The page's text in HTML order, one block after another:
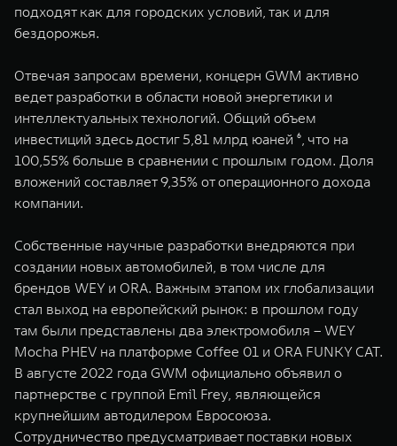
подходят как для городских условий, так и для
бездорожья.
Отвечая запросам времени, концерн GWM активно
ведет разработки в области новой энергетики и
интеллектуальных технологий. Общий объем
инвестиций здесь достиг 5,81 млрд юаней ⁶, что на
100,55% больше в сравнении с прошлым годом. Доля
вложений составляет 9,35% от операционного дохода
компании.
Собственные научные разработки внедряются при
создании новых автомобилей, в том числе для
брендов WEY и ORA. Важным этапом их глобализации
стал выход на европейский рынок: в прошлом году
там были представлены два электромобиля – WEY
Mocha PHEV на платформе Coffee 01 и ORA FUNKY CAT.
В августе 2022 года GWM официально объявил о
партнерстве с группой Emil Frey, являющейся
крупнейшим автодилером Евросоюза.
Сотрудничество предусматривает поставки новых